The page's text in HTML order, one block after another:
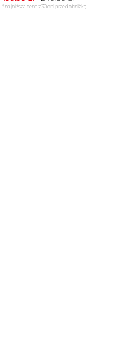
*najniższa cena z 30 dni przed obniżką